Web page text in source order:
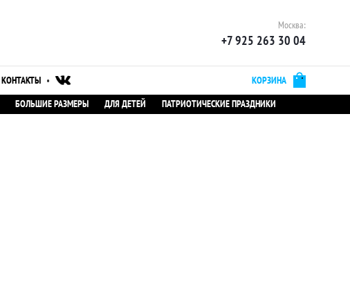
Москва:
+7 925 263 30 04
КОНТАКТЫ •
КОРЗИНА
БОЛЬШИЕ РАЗМЕРЫ ДЛЯ ДЕТЕЙ ПАТРИОТИЧЕСКИЕ ПРАЗДНИКИ